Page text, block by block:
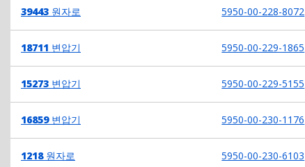
39443 원자로 5950-00-228-8072
18711 변압기 5950-00-229-1865
15273 변압기 5950-00-229-5155
16859변압기 5950-00-230-1176
1218원자로 5950-00-230-6103